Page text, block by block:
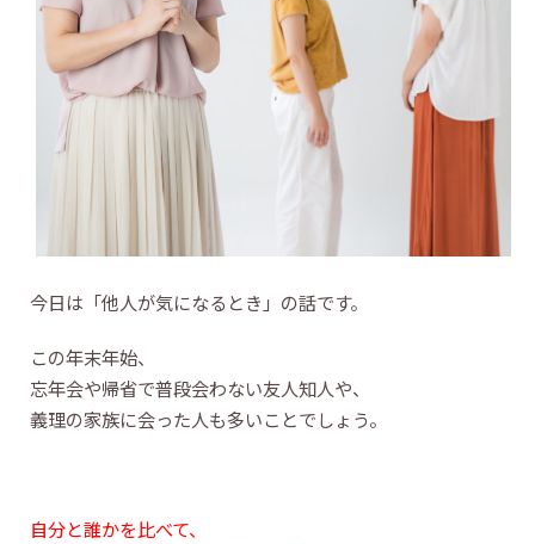
今日は「他人が気になるとき」の話です。
この年末年始、
忘年会や帰省で普段会わない友人知人や、
義理の家族に会った人も多いことでしょう。
自分と誰かを比べて、